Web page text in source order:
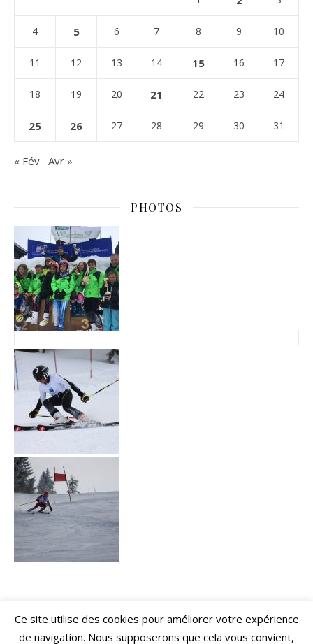
4 5 6 7 8 9 10
11 12 13 14 15 16 17
18 19 20 21 22 23 24
25 26 27 28 29 30 31
« Fév Avr »
PHOTOS
Ce site utilise des cookies pour améliorer votre expérience
de navigation. Nous supposerons que cela vous convient,